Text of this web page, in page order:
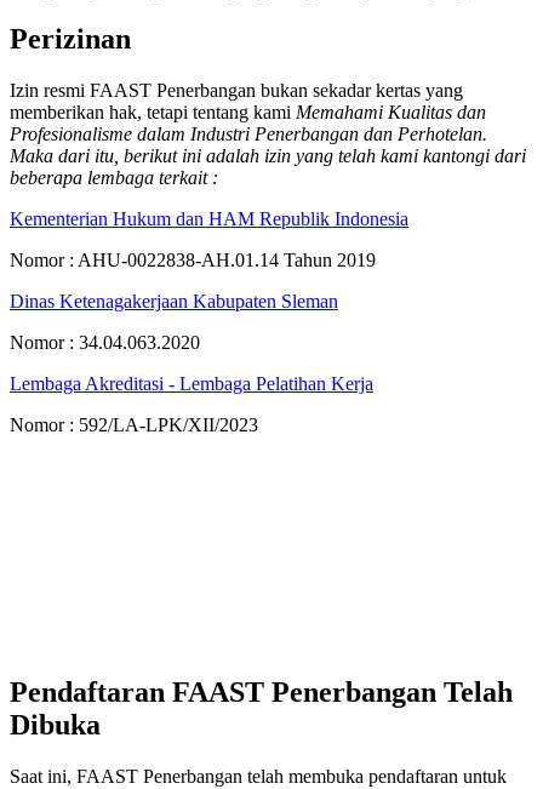
Perizinan
Izin resmi FAAST Penerbangan bukan sekadar kertas yang
memberikan hak, tetapi tentang kami Memahami Kualitas dan
Profesionalisme dalam Industri Penerbangan dan Perhotelan.
Maka dari itu, berikut ini adalah izin yang telah kami kantongi dari
beberapa lembaga terkait :
Kementerian Hukum dan HAM Republik Indonesia
Nomor : AHU-0022838-AH.01.14 Tahun 2019
Dinas Ketenagakerjaan Kabupaten Sleman
Nomor : 34.04.063.2020
Lembaga Akreditasi - Lembaga Pelatihan Kerja
Nomor : 592/LA-LPK/XII/2023
Pendaftaran FAAST Penerbangan Telah
Dibuka
Saat ini, FAAST Penerbangan telah membuka pendaftaran untuk